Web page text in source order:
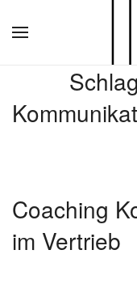
Hauptinhalt
springen
Coaching
im Vertrieb